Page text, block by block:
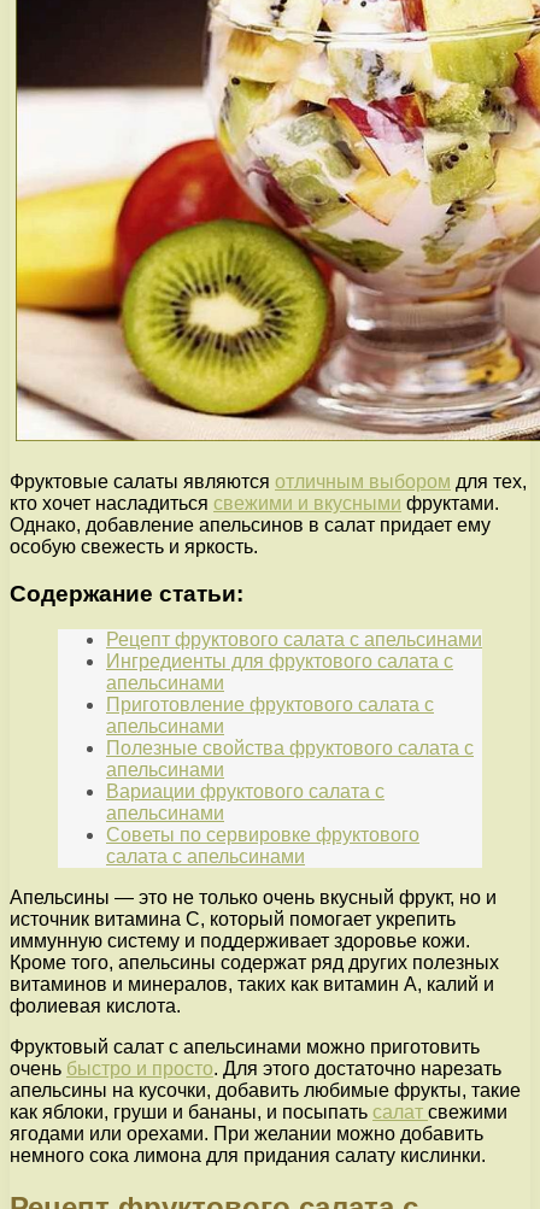
Фруктовые салаты являются отличным выбором для тех,
кто хочет насладиться свежими и вкусными фруктами.
Однако, добавление апельсинов в салат придает ему
особую свежесть и яркость.
Содержание статьи:
Рецепт фруктового салата с апельсинами
Ингредиенты для фруктового салата с
апельсинами
Приготовление фруктового салата с
апельсинами
Полезные свойства фруктового салата с
апельсинами
Вариации фруктового салата с
апельсинами
Советы по сервировке фруктового
салата с апельсинами
Апельсины — это не только очень вкусный фрукт, но и
источник витамина C, который помогает укрепить
иммунную систему и поддерживает здоровье кожи.
Кроме того, апельсины содержат ряд других полезных
витаминов и минералов, таких как витамин A, калий и
фолиевая кислота.
Фруктовый салат с апельсинами можно приготовить
очень быстро и просто. Для этого достаточно нарезать
апельсины на кусочки, добавить любимые фрукты, такие
как яблоки, груши и бананы, и посыпать салат свежими
ягодами или орехами. При желании можно добавить
немного сока лимона для придания салату кислинки.